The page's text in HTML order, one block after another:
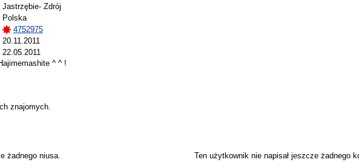
Jastrzębie- Zdrój
Polska
4752975
20.11.2011
22.05.2011
^ ^ !
znajomych.
żadnego niusa. Ten użytkownik nie napisał jeszcze żadnego